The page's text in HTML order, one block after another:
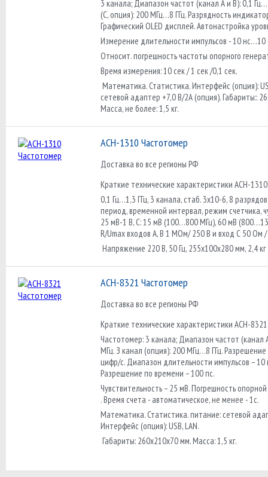
3 канала; Диапазон частот (канал А и B): 0,1
(C, опция): 200 МГц…8 ГГц. Разрядность
Графический OLED дисплей. Автонастройка
Измерение длительности импульсов - 10 нс…10
Относит. погрешность частоты опорного
Время измерения: 10 сек / 1 сек /0,1 сек.
Математика. Статистика. Интерфейс (опция):
сетевой адаптер +7,0 В/2А (опция). Габариты::
Масса, не более: 1,5 кг.
АСН-1310 Частотомер
Доставка во все регионы РФ
Краткие технические характеристики АСН-1310:
0,1 Гц…1,3 ГГц, 3 канала, стаб. 3х10-6, 8
период, временной интервал, режим счетчика,
25 мВ-1 В, С: 15 мВ (100…800 МГц), 60 мВ
R/Umax входов А, В 1 МОм/ 250 В и вход С 50 Ом
Напряжение 220 В, 50 Гц, 255х100х280 мм, 2,4 кг
АСН-8321 Частотомер
Доставка во все регионы РФ
Краткие технические характеристики АСН-8321:
Частотомер: 3 канала; Диапазон частот (канал
МГц. З канал (опция): 200 МГц…8 ГГц.
цифр/с. Диапазон длительности импульсов – 10
Разрешение по времени – 100 пс.
Чувствительность – 25 мВ. Погрешность
. Время счета - автоматическое, не менее - 1с.
Математика. Статистика. питание: сетевой
Интерфейс (опция): USB, LAN.
Габариты: 260х210х70 мм. Масса: 1,5 кг.